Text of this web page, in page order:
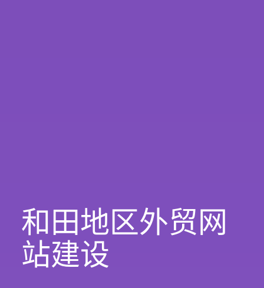
和田地区外贸网
站建设